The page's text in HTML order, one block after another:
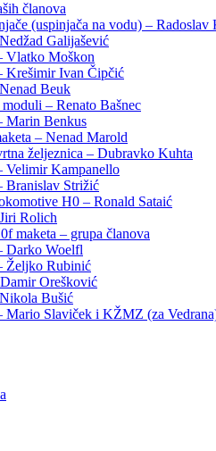
članova
(uspinjača na vodu) – Radoslav
Galijašević
Vlatko Moškon
Krešimir Ivan Čipčić
Beuk
– Renato Bašnec
Marin Benkus
– Nenad Marold
željeznica – Dubravko Kuhta
Velimir Kampanello
Branislav Strižić
H0 – Ronald Sataić
Rolich
maketa – grupa članova
Darko Woelfl
Željko Rubinić
Orešković
Bušić
Mario Slaviček i KŽMZ (za